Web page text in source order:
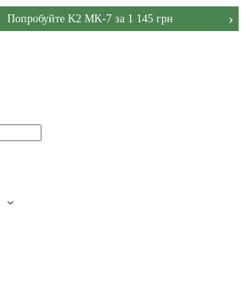
Попробуйте K2 MK-7 за 1 145 грн ›